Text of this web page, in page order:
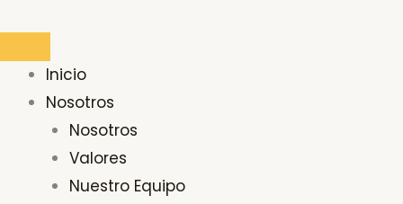
contenido
Inicio
Nosotros
Nosotros
Valores
Nuestro Equipo